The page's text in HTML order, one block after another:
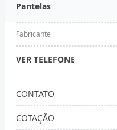
Pantelas
Fabricante
VER TELEFONE
CONTATO
COTAÇÃO